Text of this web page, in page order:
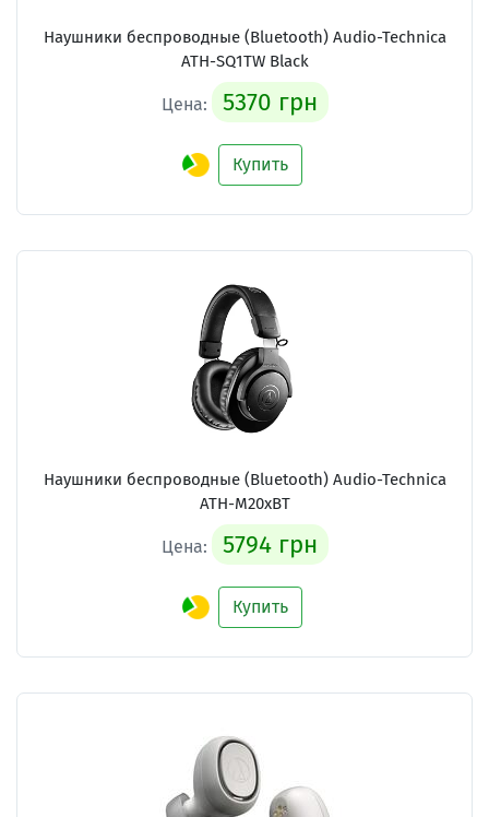
Наушники беспроводные (Bluetooth) Audio-Technica
ATH-SQ1TW Black
Цена: 5370 грн
Купить
Наушники беспроводные (Bluetooth) Audio-Technica
ATH-M20xBT
Цена: 5794 грн
Купить